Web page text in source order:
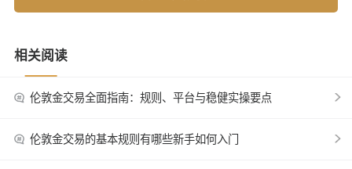
相关阅读
伦敦金交易全面指南：规则、平台与稳健实操要点
伦敦金交易的基本规则有哪些新手如何入门